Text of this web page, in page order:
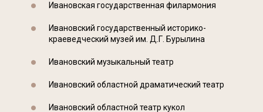
Ивановская государственная филармония
Ивановский государственный историко-
краеведческий музей им. Д.Г. Бурылина
Ивановский музыкальный театр
Ивановский областной драматический театр
Ивановский областной театр кукол